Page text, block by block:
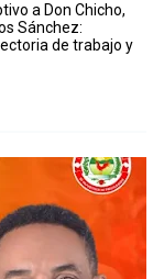
a Don Chicho,
Sánchez:
de trabajo y